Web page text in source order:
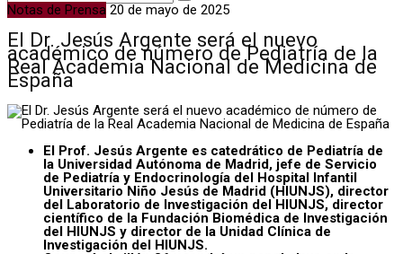
Notas de Prensa 20 de mayo de 2025
El Dr. Jesús Argente será el nuevo
académico de número de Pediatría de la
Real Academia Nacional de Medicina de
España
El Prof. Jesús Argente es catedrático de Pediatría de
la Universidad Autónoma de Madrid, jefe de Servicio
de Pediatría y Endocrinología del Hospital Infantil
Universitario Niño Jesús de Madrid (HIUNJS), director
del Laboratorio de Investigación del HIUNJS, director
científico de la Fundación Biomédica de Investigación
del HIUNJS y director de la Unidad Clínica de
Investigación del HIUNJS.